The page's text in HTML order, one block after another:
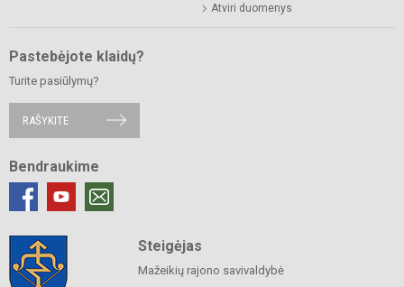
Atviri duomenys
Pastebėjote klaidų?
Turite pasiūlymų?
RAŠYKITE
Bendraukime
Steigėjas
Mažeikių rajono savivaldybė